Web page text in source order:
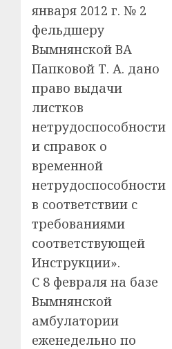
января 2012 г. № 2
фельдшеру
Вымнянской ВА
Папковой Т. А. дано
право выдачи
листков
нетрудоспособности
и справок о
временной
нетрудоспособности
в соответствии с
требованиями
соответствующей
Инструкции».
С 8 февраля на базе
Вымнянской
амбулатории
еженедельно по